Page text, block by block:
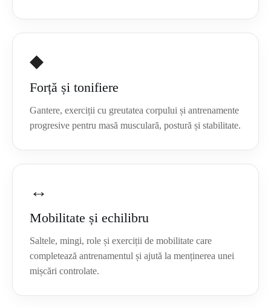
◆
Forță și tonifiere
Gantere, exerciții cu greutatea corpului și antrenamente
progresive pentru masă musculară, postură și stabilitate.
↔
Mobilitate și echilibru
Saltele, mingi, role și exerciții de mobilitate care
completează antrenamentul și ajută la menținerea unei
mișcări controlate.